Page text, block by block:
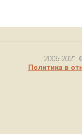
2006-2021
Политика в